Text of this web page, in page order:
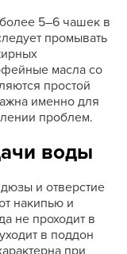
5–6 чашек в
промывать
масла со
простой
именно для
проблем.
воды
и отверстие
накипью и
не проходит в
в поддон